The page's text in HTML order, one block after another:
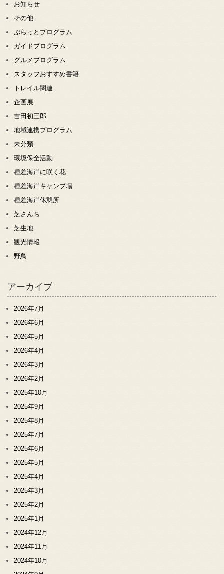
お知らせ
その他
ぷらっとプログラム
ガイドプログラム
グルメプログラム
スタッフおすすめ書籍
トレイル関連
企画展
吉田初三郎
地域連携プログラム
未分類
環境保全活動
種差海岸に咲く花
種差海岸キャンプ場
種差海岸休憩所
芝さんち
芝生地
観光情報
野鳥
アーカイブ
2026年7月
2026年6月
2026年5月
2026年4月
2026年3月
2026年2月
2025年10月
2025年9月
2025年8月
2025年7月
2025年6月
2025年5月
2025年4月
2025年3月
2025年2月
2025年1月
2024年12月
2024年11月
2024年10月